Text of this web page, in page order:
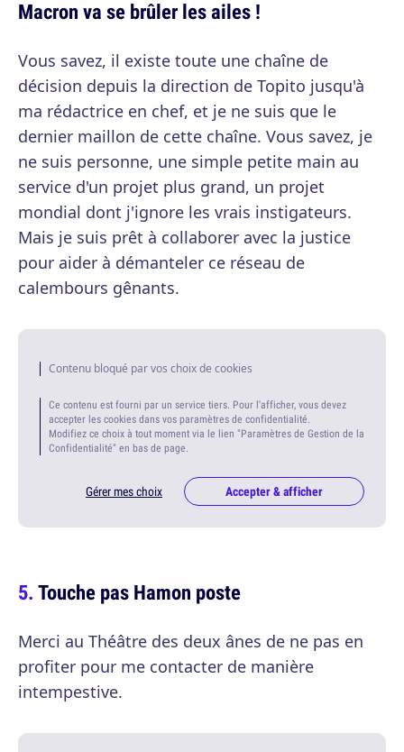
Macron va se brûler les ailes !
Vous savez, il existe toute une chaîne de
décision depuis la direction de Topito jusqu'à
ma rédactrice en chef, et je ne suis que le
dernier maillon de cette chaîne. Vous savez, je
ne suis personne, une simple petite main au
service d'un projet plus grand, un projet
mondial dont j'ignore les vrais instigateurs.
Mais je suis prêt à collaborer avec la justice
pour aider à démanteler ce réseau de
calembours gênants.
Contenu bloqué par vos choix de cookies
Ce contenu est fourni par un service tiers. Pour l'afficher, vous devez
accepter les cookies dans vos paramètres de confidentialité.
Modifiez ce choix à tout moment via le lien "Paramètres de Gestion de la
Confidentialité" en bas de page.
Gérer mes choix Accepter & afficher
Touche pas Hamon poste
Merci au Théâtre des deux ânes de ne pas en
profiter pour me contacter de manière
intempestive.